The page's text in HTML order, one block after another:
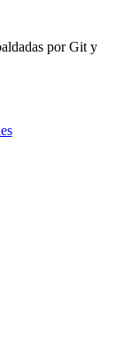
por Git y